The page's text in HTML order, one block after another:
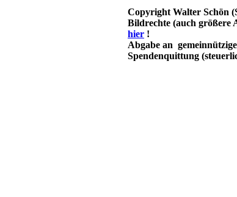
Copyright Walter Schön
Bildrechte (auch größere
hier !
Abgabe an
Spendenquittung